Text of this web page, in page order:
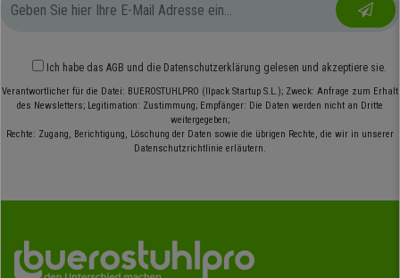
Ich habe das AGB und die Datenschutzerklärung gelesen und akzeptiere sie.
Verantwortlicher für die Datei: BUEROSTUHLPRO (Ilpack Startup S.L.); Zweck: Anfrage zum Erhalt
des Newsletters; Legitimation: Zustimmung; Empfänger: Die Daten werden nicht an Dritte
weitergegeben;
Rechte: Zugang, Berichtigung, Löschung der Daten sowie die übrigen Rechte, die wir in unserer
Datenschutzrichtlinie erläutern.